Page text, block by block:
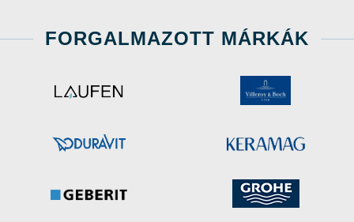
FORGALMAZOTT MÁRKÁK